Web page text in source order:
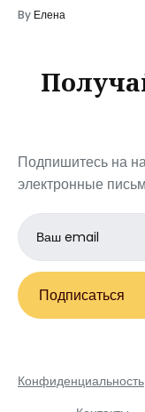
By Елена
Подпишитесь на
электронные
Email
address
Подписаться
Конфиденциальность